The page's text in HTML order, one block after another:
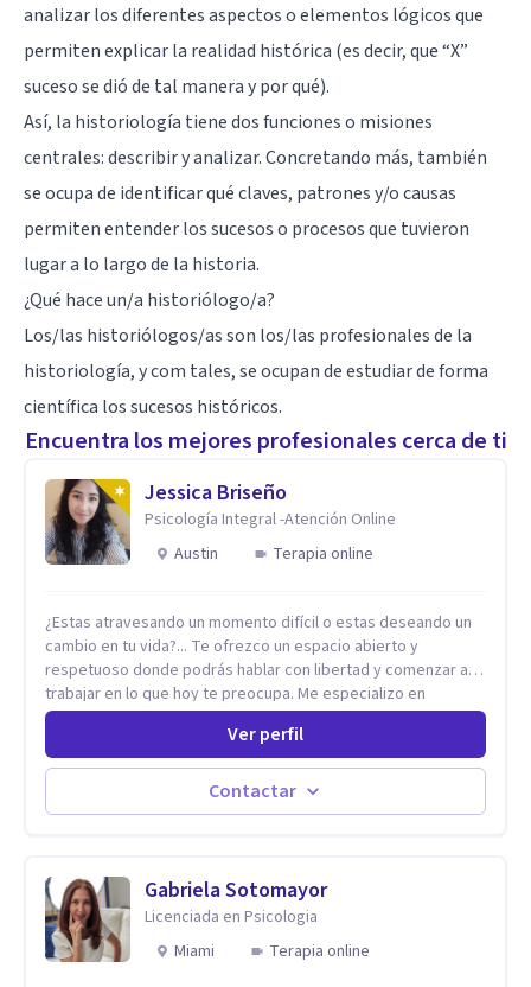
analizar los diferentes aspectos o elementos lógicos que
permiten explicar la realidad histórica (es decir, que “X”
suceso se dió de tal manera y por qué).
Así, la historiología tiene dos funciones o misiones
centrales: describir y analizar. Concretando más, también
se ocupa de identificar qué claves, patrones y/o causas
permiten entender los sucesos o procesos que tuvieron
lugar a lo largo de la historia.
¿Qué hace un/a historiólogo/a?
Los/las historiólogos/as son los/las profesionales de la
historiología, y com tales, se ocupan de estudiar de forma
científica los sucesos históricos.
Encuentra los mejores profesionales cerca de ti
Jessica Briseño
Psicología Integral -Atención Online
Austin
Terapia online
¿Estas atravesando un momento difícil o estas deseando un
cambio en tu vida?... Te ofrezco un espacio abierto y
respetuoso donde podrás hablar con libertad y comenzar a
trabajar en lo que hoy te preocupa. Me especializo en
Trastornos de Ansiedad y a lo largo de mi experiencia
profesional he acompañado a muchas Familias y Parejas con
distintas problemáticas como el manejo del estrés,
Autoestima, Gestión de la Ira, Depresión, Retos en la Crianza,
Codependencia, Celos, entre otros. Cuento con más de 12
Adolescentes y Adultos
Ver perfil
Contactar
Gabriela Sotomayor
Licenciada en Psicologia
Miami
Terapia online